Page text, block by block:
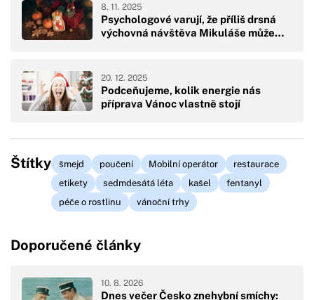
Psychologové varují, že příliš drsná
výchovná návštěva Mikuláše může…
8. 11. 2025
Podceňujeme, kolik energie nás
příprava Vánoc vlastně stojí
20. 12. 2025
Štítky šmejd poučení Mobilní operátor
restaurace
etikety
sedmdesátá léta kašel
fentanyl
péče o rostlinu
vánoční trhy
Doporučené články
Dnes večer Česko znehybní smíchy:
10. 8. 2026